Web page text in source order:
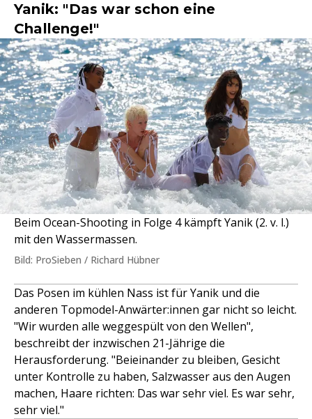
Yanik: "Das war schon eine
Challenge!"
Beim Ocean-Shooting in Folge 4 kämpft Yanik (2. v. l.)
mit den Wassermassen.
Bild: ProSieben / Richard Hübner
Das Posen im kühlen Nass ist für Yanik und die
anderen Topmodel-Anwärter:innen gar nicht so leicht.
"Wir wurden alle weggespült von den Wellen",
beschreibt der inzwischen 21-Jährige die
Herausforderung. "Beieinander zu bleiben, Gesicht
unter Kontrolle zu haben, Salzwasser aus den Augen
machen, Haare richten: Das war sehr viel. Es war sehr,
sehr viel."